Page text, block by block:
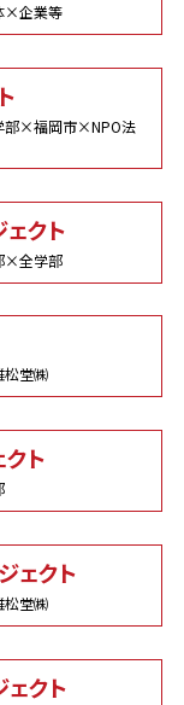
×企業等
部×福岡市×NPO法
クト
×全学部
松堂㈱
ト
ェクト
松堂㈱
クト